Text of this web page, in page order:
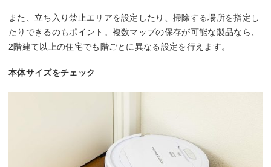
また、立ち入り禁止エリアを設定したり、掃除する場所を指定し
たりできるのもポイント。複数マップの保存が可能な製品なら、
2階建て以上の住宅でも階ごとに異なる設定を行えます。
本体サイズをチェック